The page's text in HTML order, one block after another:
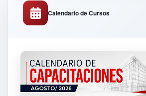
Calendario de Cursos